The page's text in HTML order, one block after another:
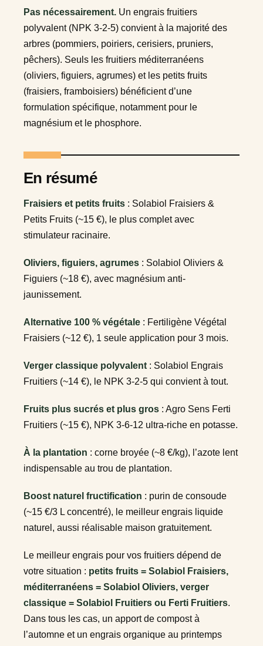
Pas nécessairement. Un engrais fruitiers
polyvalent (NPK 3-2-5) convient à la majorité des
arbres (pommiers, poiriers, cerisiers, pruniers,
pêchers). Seuls les fruitiers méditerranéens
(oliviers, figuiers, agrumes) et les petits fruits
(fraisiers, framboisiers) bénéficient d’une
formulation spécifique, notamment pour le
magnésium et le phosphore.
En résumé
Fraisiers et petits fruits : Solabiol Fraisiers &
Petits Fruits (~15 €), le plus complet avec
stimulateur racinaire.
Oliviers, figuiers, agrumes : Solabiol Oliviers &
Figuiers (~18 €), avec magnésium anti-
jaunissement.
Alternative 100 % végétale : Fertiligène Végétal
Fraisiers (~12 €), 1 seule application pour 3 mois.
Verger classique polyvalent : Solabiol Engrais
Fruitiers (~14 €), le NPK 3-2-5 qui convient à tout.
Fruits plus sucrés et plus gros : Agro Sens Ferti
Fruitiers (~15 €), NPK 3-6-12 ultra-riche en potasse.
À la plantation : corne broyée (~8 €/kg), l’azote lent
indispensable au trou de plantation.
Boost naturel fructification : purin de consoude
(~15 €/3 L concentré), le meilleur engrais liquide
naturel, aussi réalisable maison gratuitement.
Le meilleur engrais pour vos fruitiers dépend de
votre situation : petits fruits = Solabiol Fraisiers,
méditerranéens = Solabiol Oliviers, verger
classique = Solabiol Fruitiers ou Ferti Fruitiers.
Dans tous les cas, un apport de compost à
l’automne et un engrais organique au printemps